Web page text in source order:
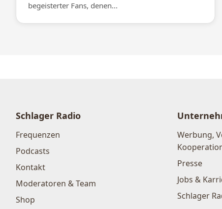
begeisterter Fans, denen...
Schlager Radio
Frequenzen
Podcasts
Kontakt
Moderatoren & Team
Shop
Werbung,
Presse
Jobs &
Schlager